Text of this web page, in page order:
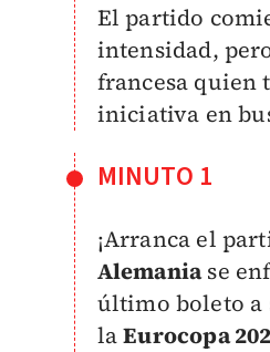
El partido
intensidad,
francesa quien
iniciativa en
MINUTO 1
¡Arranca el
Alemaniase
último boleto a
laEurocopa